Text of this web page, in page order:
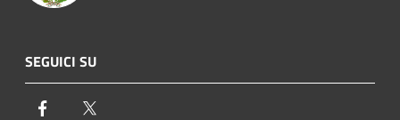
SEGUICI SU
Facebook